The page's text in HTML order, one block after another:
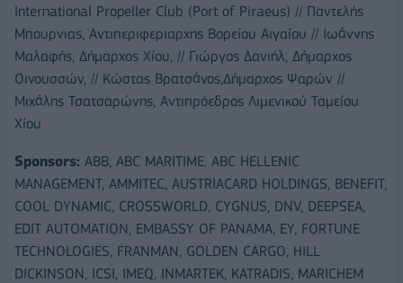
International Propeller Club (Port of Piraeus) // Παντελής
Μπουρνιας, Αντιπεριφεριαρχης Βορείου Αιγαίου // Ιωάννης
Μαλαφής, Δήμαρχος Χίου, // Γιώργος Δανιήλ, Δήμαρχος
Οινουσσών, // Κώστας Βρατσάνος,Δήμαρχος Ψαρών //
Μιχάλης Τσατσαρώνης, Αντιπρόεδρος Λιμενικού Ταμείου
Χίου
Sponsors: ABB, ABC MARITIME. ABC HELLENIC
MANAGEMENT, AMMITEC, AUSTRIACARD HOLDINGS, BENEFIT,
COOL DYNAMIC, CROSSWORLD, CYGNUS, DNV, DEEPSEA,
EDIT AUTOMATION, EMBASSY OF PANAMA, EY, FORTUNE
TECHNOLOGIES, FRANMAN, GOLDEN CARGO, HILL
DICKINSON, ICSI, IMEQ, INMARTEK, KATRADIS, MARICHEM